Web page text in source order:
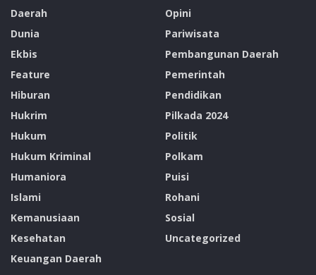
Daerah
Dunia
Ekbis
Feature
Hiburan
Hukrim
Hukum
Hukum Kriminal
Humaniora
Islami
Kemanusiaan
Kesehatan
Keuangan Daerah
Opini
Pariwisata
Pembangunan Daerah
Pemerintah
Pendidikan
Pilkada 2024
Politik
Polkam
Puisi
Rohani
Sosial
Uncategorized